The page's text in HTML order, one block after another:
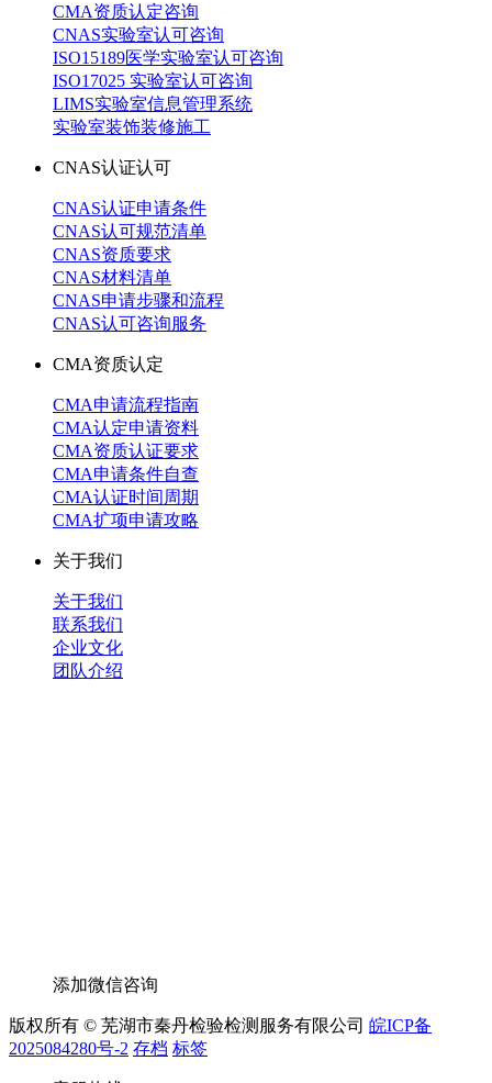
CMA资质认定咨询
CNAS实验室认可咨询
ISO15189医学实验室认可咨询
ISO17025 实验室认可咨询
LIMS实验室信息管理系统
实验室装饰装修施工
CNAS认证认可
CNAS认证申请条件
CNAS认可规范清单
CNAS资质要求
CNAS材料清单
CNAS申请步骤和流程
CNAS认可咨询服务
CMA资质认定
CMA申请流程指南
CMA认定申请资料
CMA资质认证要求
CMA申请条件自查
CMA认证时间周期
CMA扩项申请攻略
关于我们
关于我们
联系我们
企业文化
团队介绍
添加微信咨询
版权所有 © 芜湖市秦丹检验检测服务有限公司 皖ICP备
2025084280号-2 存档 标签